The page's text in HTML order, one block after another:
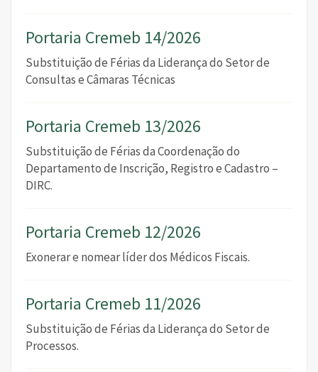
Portaria Cremeb 14/2026
Substituição de Férias da Liderança do Setor de
Consultas e Câmaras Técnicas
Portaria Cremeb 13/2026
Substituição de Férias da Coordenação do
Departamento de Inscrição, Registro e Cadastro –
DIRC.
Portaria Cremeb 12/2026
Exonerar e nomear líder dos Médicos Fiscais.
Portaria Cremeb 11/2026
Substituição de Férias da Liderança do Setor de
Processos.